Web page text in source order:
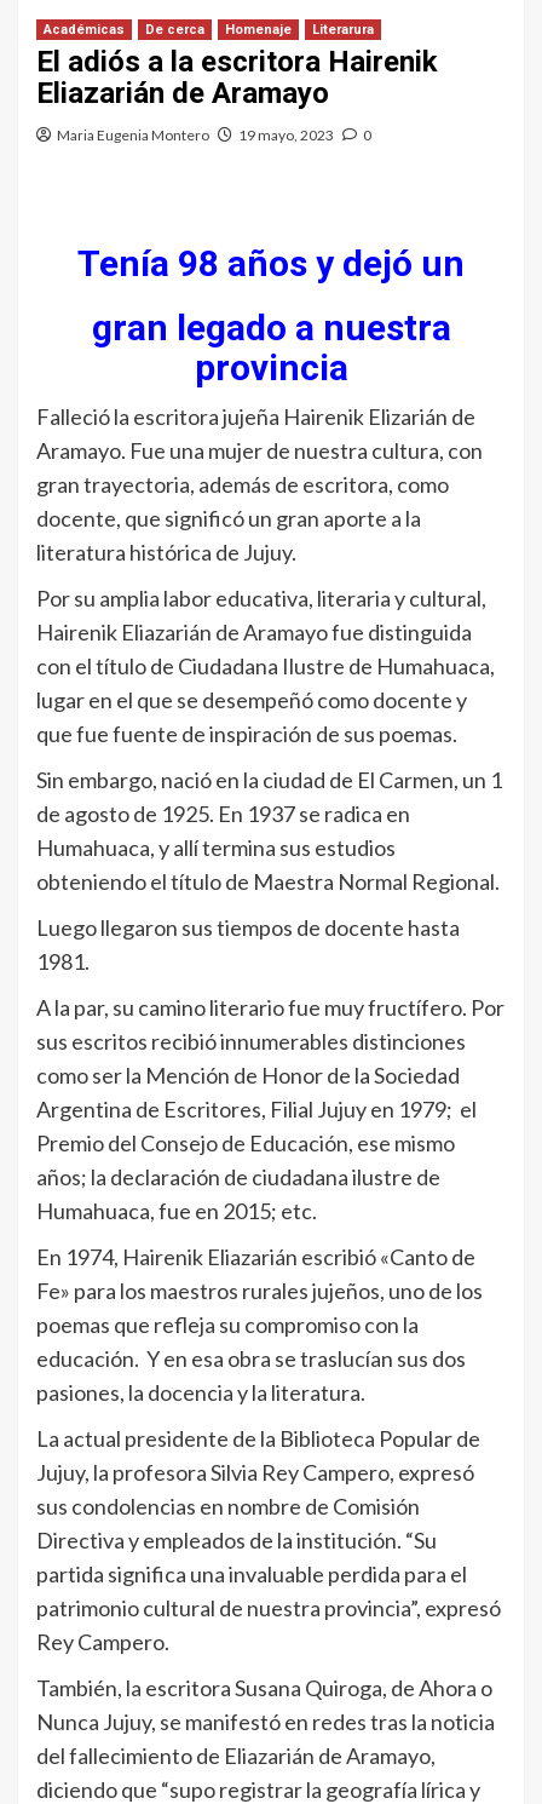
Académicas De cerca Homenaje Literarura
El adiós a la escritora Hairenik
Eliazarián de Aramayo
Maria Eugenia Montero 19 mayo, 2023 0
Tenía 98 años y dejó un
gran legado a nuestra
provincia
Falleció la escritora jujeña Hairenik Elizarián de
Aramayo. Fue una mujer de nuestra cultura, con
gran trayectoria, además de escritora, como
docente, que significó un gran aporte a la
literatura histórica de Jujuy.
Por su amplia labor educativa, literaria y cultural,
Hairenik Eliazarián de Aramayo fue distinguida
con el título de Ciudadana Ilustre de Humahuaca,
lugar en el que se desempeñó como docente y
que fue fuente de inspiración de sus poemas.
Sin embargo, nació en la ciudad de El Carmen, un 1
de agosto de 1925. En 1937 se radica en
Humahuaca, y allí termina sus estudios
obteniendo el título de Maestra Normal Regional.
Luego llegaron sus tiempos de docente hasta
1981.
A la par, su camino literario fue muy fructífero. Por
sus escritos recibió innumerables distinciones
como ser la Mención de Honor de la Sociedad
Argentina de Escritores, Filial Jujuy en 1979; el
Premio del Consejo de Educación, ese mismo
años; la declaración de ciudadana ilustre de
Humahuaca, fue en 2015; etc.
En 1974, Hairenik Eliazarián escribió «Canto de
Fe» para los maestros rurales jujeños, uno de los
poemas que refleja su compromiso con la
educación. Y en esa obra se traslucían sus dos
pasiones, la docencia y la literatura.
La actual presidente de la Biblioteca Popular de
Jujuy, la profesora Silvia Rey Campero, expresó
sus condolencias en nombre de Comisión
Directiva y empleados de la institución. “Su
partida significa una invaluable perdida para el
patrimonio cultural de nuestra provincia”, expresó
Rey Campero.
También, la escritora Susana Quiroga, de Ahora o
Nunca Jujuy, se manifestó en redes tras la noticia
del fallecimiento de Eliazarián de Aramayo,
diciendo que “supo registrar la geografía lírica y